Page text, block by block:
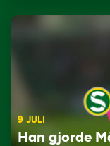
9 JULI
Han gjorde